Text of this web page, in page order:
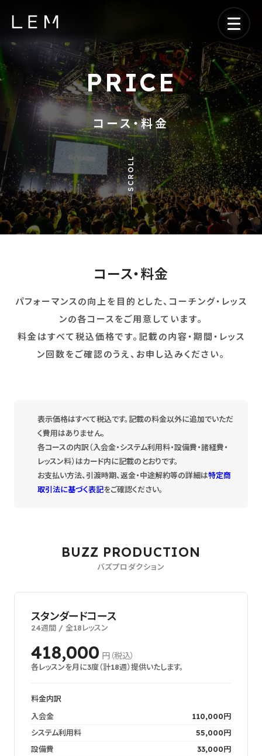
PRICE
コース・料金
SCROLL
コース・料金
パフォーマンスの向上を目的とした、コーチング・レッス
ンの各コースをご用意しています。
料金はすべて税込価格です。記載の内容・期間・レッス
ン回数をご確認のうえ、お申し込みください。
表示価格はすべて税込です。記載の料金以外に追加でいただ
く費用はありません。
各コースの内訳（入会金・システム利用料・設備費・諸経費・
レッスン料）はカード内に記載のとおりです。
お支払い方法、引渡時期、返金・中途解約等の詳細は特定商
取引法に基づく表記をご確認ください。
BUZZ PRODUCTION
バズプロダクション
スタンダードコース
24週間 / 全18レッスン
418,000 円（税込）
各レッスンを月に3度（計18週）提供いたします。
料金内訳
入会金
110,000円
システム利用料
55,000円
設備費
33,000円